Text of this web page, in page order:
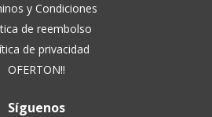
y Condiciones
de reembolso
de privacidad
OFERTON!!
Síguenos